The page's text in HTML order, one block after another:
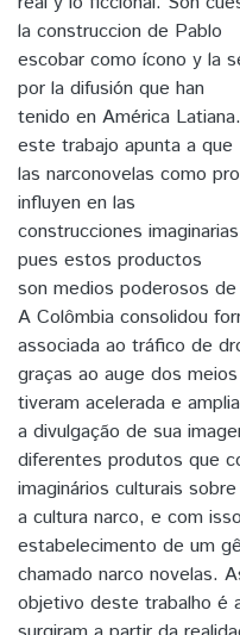
la construccion de Pablo
escobar como ícono y la
por la difusión que han
tenido en América
este trabajo apunta a que
las narconovelas como
influyen en las
construcciones
pues estos productos
son medios poderosos
A Colômbia consolidou
associada ao tráfico de
graças ao auge dos
tiveram acelerada e
a divulgação de sua
diferentes produtos que
imaginários culturais
a cultura narco, e com
estabelecimento de um
chamado narco novelas.
objetivo deste trabalho é